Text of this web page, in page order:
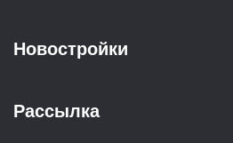
Новостройки
Рассылка